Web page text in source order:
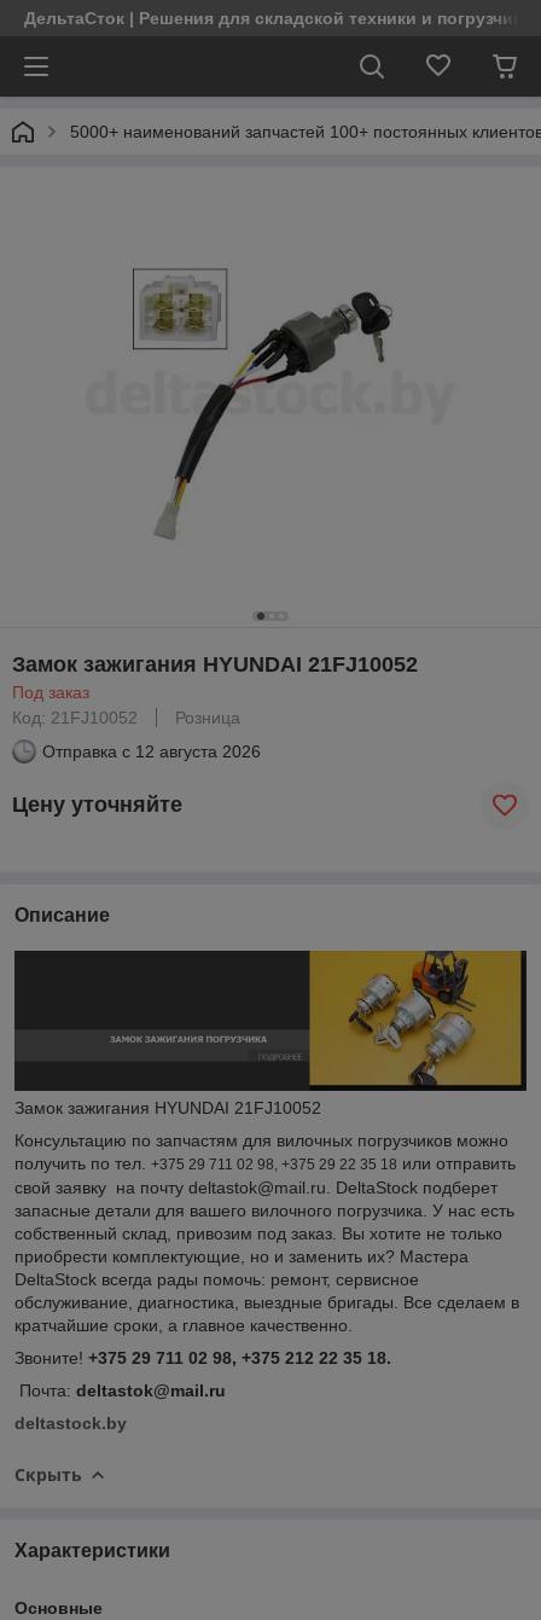
ДельтаСток | Решения для складской техники и
5000+ наименований запчастей 100+ постоянных
Замок зажигания HYUNDAI 21FJ10052
Под заказ
Код: 21FJ10052
Розница
Отправка с 12 августа 2026
Цену уточняйте
Описание
Замок зажигания HYUNDAI 21FJ10052
Консультацию по запчастям для вилочных погрузчиков можно
получить по тел. +375 29 711 02 98, +375 29 22 35 18 или отправить
свой заявку на почту deltastok@mail.ru. DeltaStock подберет
запасные детали для вашего вилочного погрузчика. У нас есть
собственный склад, привозим под заказ. Вы хотите не только
приобрести комплектующие, но и заменить их? Мастера
DeltaStock всегда рады помочь: ремонт, сервисное
обслуживание, диагностика, выездные бригады. Все сделаем в
кратчайшие сроки, а главное качественно.
Звоните! +375 29 711 02 98, +375 212 22 35 18.
Почта: deltastok@mail.ru
deltastock.by
Скрыть
Характеристики
Основные